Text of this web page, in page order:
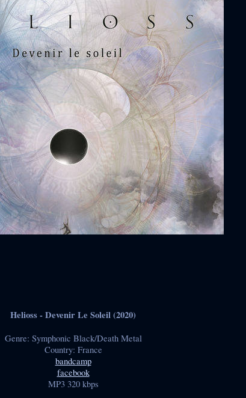
Helioss - Devenir Le Soleil (2020)
Genre: Symphonic Black/Death Metal
Country: France
bandcamp
facebook
MP3 320 kbps